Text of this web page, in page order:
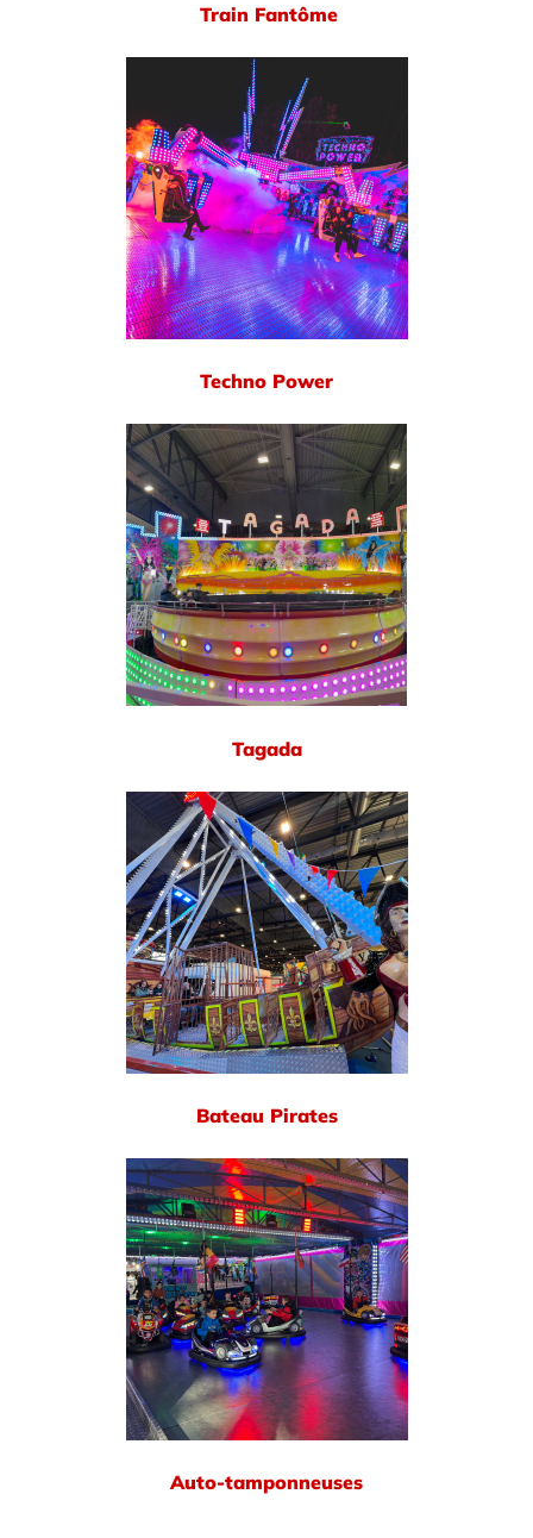
Train Fantôme
Techno Power
Tagada
Bateau Pirates
Auto-tamponneuses